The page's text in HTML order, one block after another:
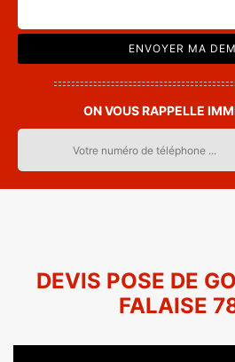
ON VOUS RAPPELLE
DEVIS POSE DE
FALAISE